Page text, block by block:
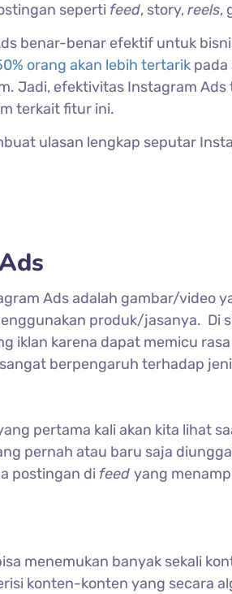
seperti feed, story,reels,
benar-benar efektif untuk
orang akan lebih tertarik
Jadi, efektivitas Instagram
terkait fitur ini.
ulasan lengkap seputar
Ads adalah gambar/video
produk/jasanya. Di
iklan karena dapat memicu
berpengaruh terhadap
pertama kali akan kita lihat
pernah atau baru saja
postingan di feed yang
menemukan banyak sekali
konten-konten yang secara